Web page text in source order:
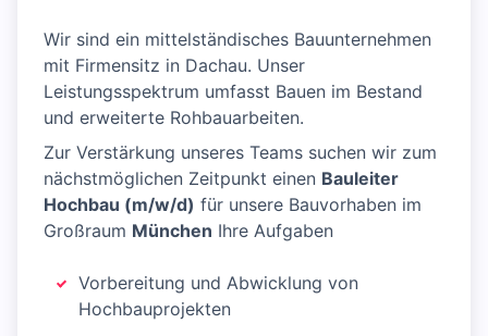
Wir sind ein mittelständisches Bauunternehmen
mit Firmensitz in Dachau. Unser
Leistungsspektrum umfasst Bauen im Bestand
und erweiterte Rohbauarbeiten.
Zur Verstärkung unseres Teams suchen wir zum
nächstmöglichen Zeitpunkt einen Bauleiter
Hochbau (m/w/d) für unsere Bauvorhaben im
Großraum München Ihre Aufgaben
Vorbereitung und Abwicklung von
Hochbauprojekten